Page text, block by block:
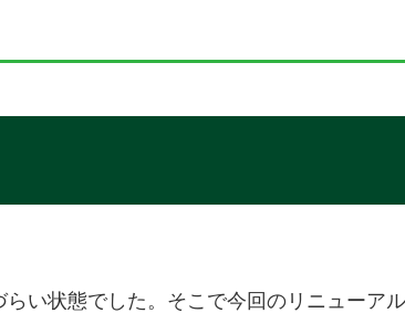
い状態でした。そこで今回のリニューア